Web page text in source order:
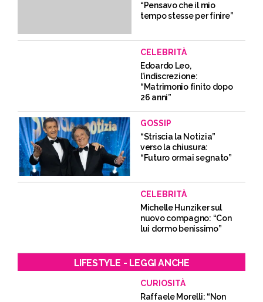
“Pensavo che il mio
tempo stesse per finire”
CELEBRITÀ
Edoardo Leo,
l’indiscrezione:
“Matrimonio finito dopo
26 anni”
GOSSIP
“Striscia la Notizia”
verso la chiusura:
“Futuro ormai segnato”
CELEBRITÀ
Michelle Hunziker sul
nuovo compagno: “Con
lui dormo benissimo”
LIFESTYLE - LEGGI ANCHE
CURIOSITÀ
Raffaele Morelli: “Non